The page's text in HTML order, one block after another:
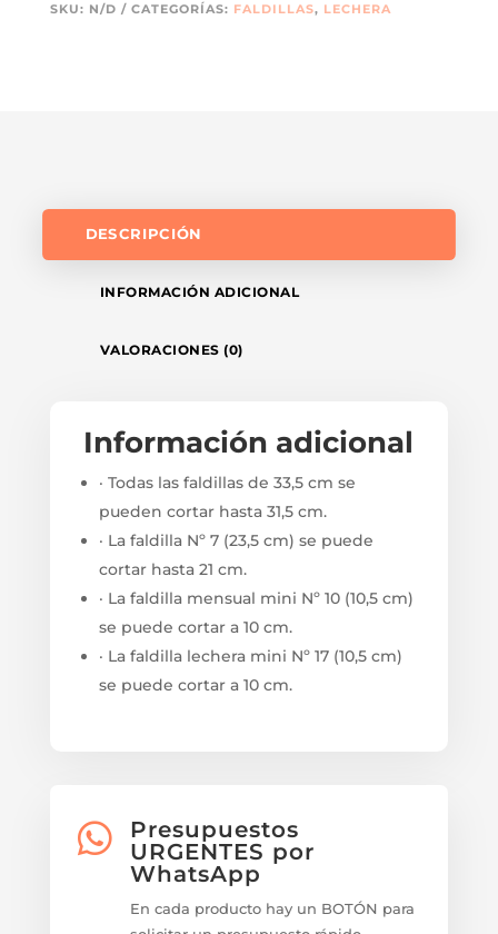
SKU: N/D CATEGORÍAS: FALDILLAS, LECHERA
DESCRIPCIÓN
INFORMACIÓN ADICIONAL
VALORACIONES (0)
Información adicional
· Todas las faldillas de 33,5 cm se
pueden cortar hasta 31,5 cm.
· La faldilla Nº 7 (23,5 cm) se puede
cortar hasta 21 cm.
· La faldilla mensual mini Nº 10 (10,5 cm)
se puede cortar a 10 cm.
· La faldilla lechera mini Nº 17 (10,5 cm)
se puede cortar a 10 cm.

Presupuestos
URGENTES por
WhatsApp
En cada producto hay un BOTÓN para